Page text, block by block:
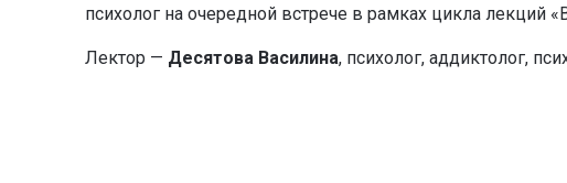
психолог на очередной встрече в рамках цикла лекций
Лектор — Десятова Василина, психолог, аддиктолог,